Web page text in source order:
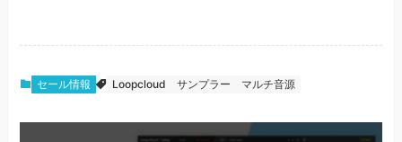
セール情報 Loopcloud サンプラー マルチ音源